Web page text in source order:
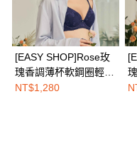
1. 初次使用 AFTEE 時，將依
之上限額度
2. 結帳金額須大於NT$30
3. 目前僅支援台灣會員
三、聲明條款
「AFTEE先享後付」(下稱本服
所提供，並由 AFTEE 向您收
每笔NT$100，满
EASY SHOP門市速取
免运费
[EASY SHOP]Rose玫
瑰香調薄杯軟鋼圈輕塑
圓潤美胸內衣-深情玫
NT$1,280